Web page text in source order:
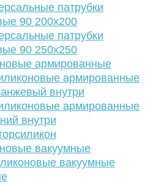
патрубки
90 200х200
патрубки
90 250х250
армированные
армированные
внутри
армированные
внутри
вакуумные
вакуумные